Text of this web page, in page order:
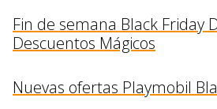
Fin de semana Black Friday
Descuentos Mágicos
Nuevas ofertas Playmobil